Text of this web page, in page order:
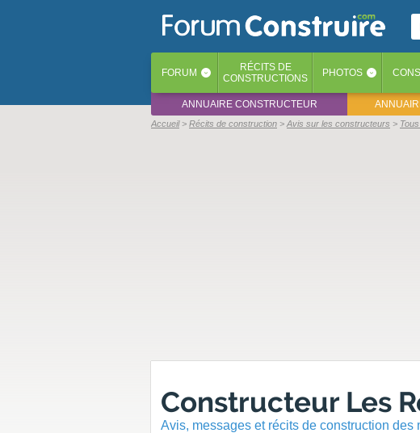
FORUM ‹ RÉCITS DE
CONSTRUCTIONS
PHOTOS ‹
ANNUAIRE CONSTRUCTEUR
Accueil Récits de construction Avis sur les constructeurs
Constructeur Les
Avis, messages et récits de construction